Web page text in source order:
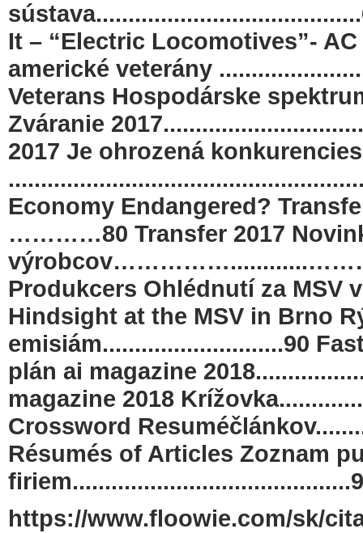
It – “Electric Locomotives”-
americké veterány
Veterans Hospodárske
Zváranie
2017 Je ohrozená
Economy Endangered?
…………80 Transfer 2017
Produkcers Ohlédnutí za MSV
Hindsight at the MSV in Brno
emisiám............................90
plán ai magazine
magazine 2018
Crossword
Résumés of Articles Zoznam
https://www.floowie.com/sk/